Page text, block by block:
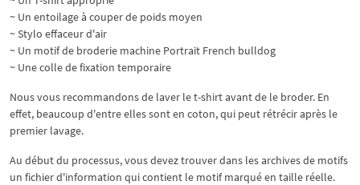
~ Un entoilage à couper de poids moyen
~ Stylo effaceur d'air
~ Un motif de broderie machine Portrait French bulldog
~ Une colle de fixation temporaire
Nous vous recommandons de laver le t-shirt avant de le broder. En
effet, beaucoup d'entre elles sont en coton, qui peut rétrécir après le
premier lavage.
Au début du processus, vous devez trouver dans les archives de motifs
un fichier d'information qui contient le motif marqué en taille réelle.